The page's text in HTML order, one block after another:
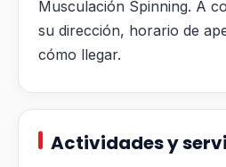
Musculación Spinning. A
su dirección, horario de
cómo llegar.
Actividades y